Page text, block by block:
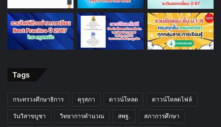
Tags
กระทรวงศึกษาธิการ คุรุสภา ดาวน์โหลด ดาวน์โหลดไฟล์
วันวิสาขบูชา วิทยาการคำนวณ สพฐ. สภาการศึกษา